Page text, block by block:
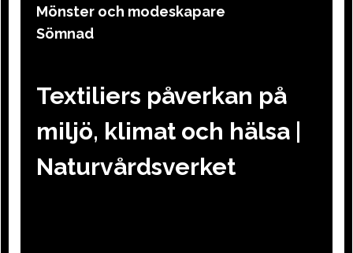
Mönster och modeskapare
Sömnad
Textiliers påverkan på
miljö, klimat och hälsa |
Naturvårdsverket